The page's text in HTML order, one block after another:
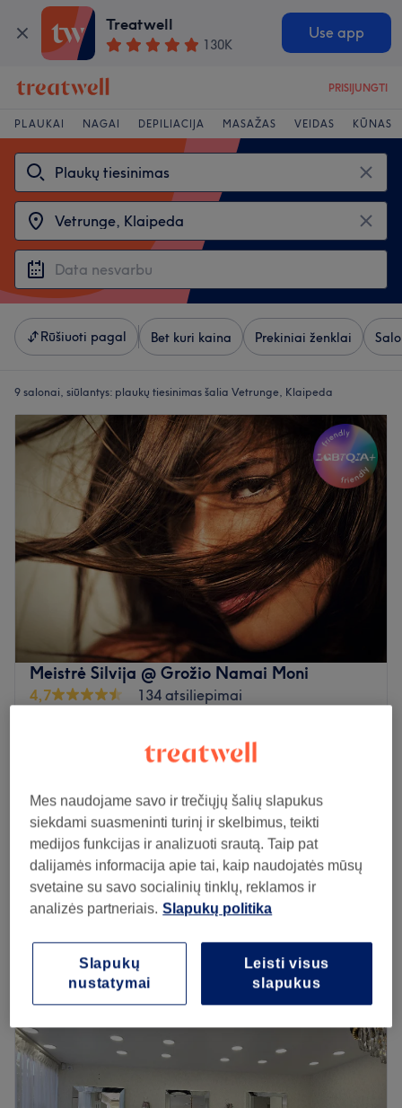
Treatwell
130K
Use app
PRISIJUNGTI
PLAUKAI NAGAI DEPILIACIJA MASAŽAS VEIDAS KŪNAS
Rūšiuoti pagal Bet kuri kaina Prekiniai ženklai
9 salonai, siūlantys: plaukų tiesinimas šalia Vetrunge, Klaipeda
Meistrė Silvija @ Grožio Namai Moni
4,7
134 atsiliepimai
Struktūros atstatymo procedūra + ilgalaikis
keratininis plaukų tiesinimas
Plaukų plovimas/Džiovinimas/Tiesinimas
1 val
Keratininis plaukų tiesinimas Encanto
braziliškas tiesinimas
2 val 45 min - 4 val
Pirmadienis 10:00–20:00
Antradienis
10:00–20:00
Trečiadienis
10:00–20:00
Ketvirtadienis
10:00
20:00
Penktadienis
Šeštadienis
10:00
Mes naudojame savo ir trečiųjų šalių slapukus
siekdami suasmeninti turinį ir skelbimus, teikti
medijos funkcijas ir analizuoti srautą. Taip pat
dalijamės informacija apie tai, kaip naudojatės mūsų
svetaine su savo socialinių tinklų, reklamos ir
analizės partneriais. Slapukų politika
Leisti visus
slapukus
Slapukų
nustatymai